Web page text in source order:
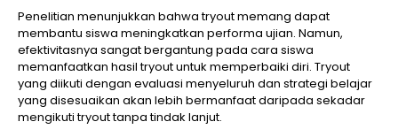
Penelitian menunjukkan bahwa tryout memang dapat
membantu siswa meningkatkan performa ujian. Namun,
efektivitasnya sangat bergantung pada cara siswa
memanfaatkan hasil tryout untuk memperbaiki diri. Tryout
yang diikuti dengan evaluasi menyeluruh dan strategi belajar
yang disesuaikan akan lebih bermanfaat daripada sekadar
mengikuti tryout tanpa tindak lanjut.